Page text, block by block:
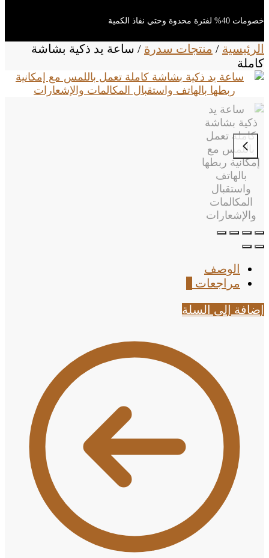
خصومات 40% لفترة محدوة وحتي نفاذ الكمية
الرئيسية / منتجات سدرة / ساعة يد ذكية بشاشة
كاملة
الوصف
مراجعات
إضافة إلى السلة